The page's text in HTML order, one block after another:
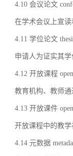
4.10 会议论文
在学术会议上宣
4.11 学位论文
申请人为证实其
4.12 开放课程
教育机构、教师
4.13 开放课件
开放课程中的教
4.14 元数据